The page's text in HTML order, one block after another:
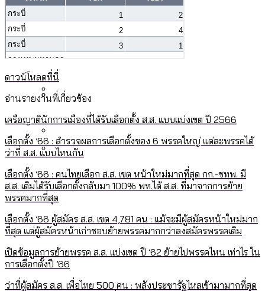
ที่อาศัยอยู่ในกรุงเทพฯ
2569) ของ กทม. ในยุคชัชชาติ ลงเขตไหน
ทำอะไรบ้าง
กรุงเทพฯ เมืองคอนเสิร์ต : สำรวจ
คอนเสิร์ตและแฟนมีตติ้งในไทยจำนวน 526
งาน ตั้งแต่ปี 2023-2024
ปีนกำแพงส่องซีรีส์จีน: จีนส่งออกภาพ
ลักษณ์แบบไหนสู่สายตาโลก
สำรวจงบประมาณรายเขตในกรุงเทพฯ
ผ่าน Bangkok Index 2025
สำรวจรายได้จากการจัดเก็บภาษีใน
กรุงเทพฯ ผ่าน Bangkok Index 2025
กรุงเทพฯ เมืองสังคมผู้สูงอายุ [ข้อมูลดิบ]
กรุงเทพฯ เมืองสังคมผู้สูงอายุ : 36 เขตมี
คนตายมากกว่าคนเกิด 18 เขตเป็นสังคมผู้
สูงอายุระดับสุดยอด
Bangkok Index 2025 : อันดับความน่าอยู่
ของ 50 เขตในกรุงเทพฯ
คำนำหน้านามและกฎหมายสมรสเท่าเทียม
[ข้อมูลดิบ]
กรุงเทพฯ เมืองสังคมผู้สูงอายุ [ข้อมูลดิบ]
สวนสาธารณะและพื้นที่สีเขียวใน กทม.
[ข้อมูลดิบ]
ดาวน์โหลดที่นี่
อ่านรายงานที่เกี่ยวข้อง
เครือญาตินักการเมืองที่ได้รับเลือกตั้ง ส.ส. แบบแบ่งเขต ปี 2566
เลือกตั้ง ’66 : สำรวจผลการเลือกตั้งของ 6 พรรคใหญ่ แต่ละพรรคได้
ว่าที่ ส.ส. แบบไหนกัน
เลือกตั้ง ’66 : คนไทยเลือก ส.ส. เขต หน้าใหม่มากที่สุด กก.-ชทพ. มี
ส.ส. เดิมได้รับเลือกตั้งกลับมา 100% พท.ได้ ส.ส. ที่มาจากการย้าย
พรรคมากที่สุด
เลือกตั้ง ’66 ผู้สมัคร ส.ส. เขต 4,781 คน : แม้จะมีผู้สมัครหน้าใหม่มาก
ที่สุด แต่ผู้สมัครหน้าเก่าชอบย้ายพรรคมากกว่าลงสมัครพรรคเดิม
เปิดข้อมูลการย้ายพรรค ส.ส. แบ่งเขต ปี ’62 ย้ายไปพรรคไหน เท่าไร ใน
การเลือกตั้งปี ’66
ว่าที่ผู้สมัคร ส.ส. เพื่อไทย 500 คน : พลังประชารัฐไหลเข้ามามากที่สุด